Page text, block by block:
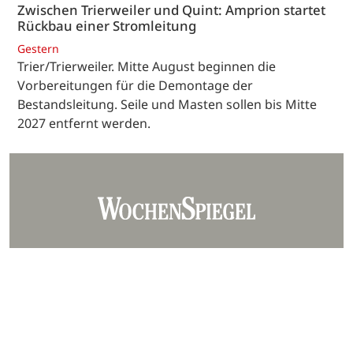
Zwischen Trierweiler und Quint: Amprion startet
Rückbau einer Stromleitung
Gestern
Trier/Trierweiler. Mitte August beginnen die
Vorbereitungen für die Demontage der
Bestandsleitung. Seile und Masten sollen bis Mitte
2027 entfernt werden.